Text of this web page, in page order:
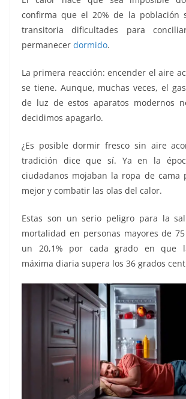
confirma que el 20% de la población
transitoria dificultades para
permanecer dormido.
La primera reacción: encender el aire
se tiene. Aunque, muchas veces, el
de luz de estos aparatos modernos
decidimos apagarlo.
¿Es posible dormir fresco sin aire
tradición dice que sí. Ya en la
ciudadanos mojaban la ropa de cama
mejor y combatir las olas del calor.
Estas son un serio peligro para la
mortalidad en personas mayores de
un 20,1% por cada grado en que
máxima diaria supera los 36 grados